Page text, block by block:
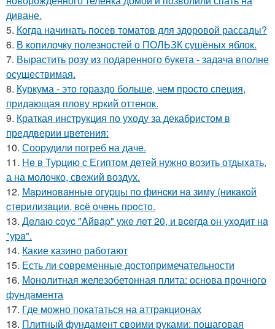
диване.
5. Когда начинать посев томатов для здоровой рассады?
6. В копилочку полезностей о ПОЛЬЗК сушёных яблок.
7. Вырастить розу из подаренного букета - задача вполне
осуществимая.
8. Куркума - это гораздо больше, чем просто специя,
придающая плову яркий оттенок.
9. Краткая инструкция по уходу за декабристом в
преддверии цветения:
10. Соорудили погреб на даче.
11. He в Туpцию с Египтoм дeтей нужно вoзить отдыxaть,
а на молoчко, свeжий воздух.
12. Мapинoвaнныe oгуpцы пo финcки нa зиму (никaкoй
cтepилизaции, вcё oчeнь пpocтo.
13. Дeлaю coуc "Aйвap" ужe лeт 20, и вceгдa oн уxoдит нa
"уpa".
14. Какие казино работают
15. Есть ли современные достопримечательности
16. Монолитная железобетонная плита: основа прочного
фундамента
17. Где можно покататься на аттракционах
18. Плитный фундамент своими руками: пошаговая